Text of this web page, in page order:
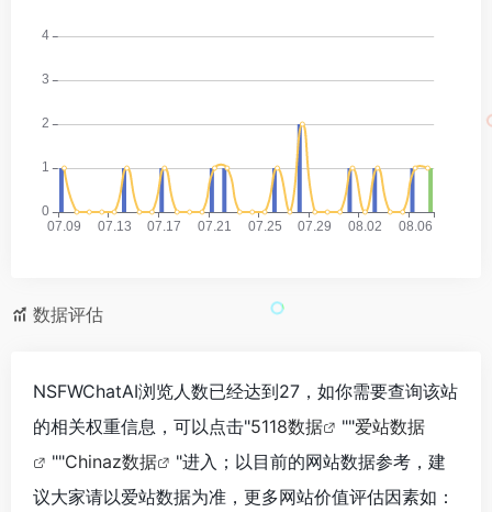
数据评估
NSFWChatAI浏览人数已经达到27，如你需要查询该站
的相关权重信息，可以点击"5118数据 ""爱站数据
""Chinaz数据
"进入；以目前的网站数据参考，建
议大家请以爱站数据为准，更多网站价值评估因素如：